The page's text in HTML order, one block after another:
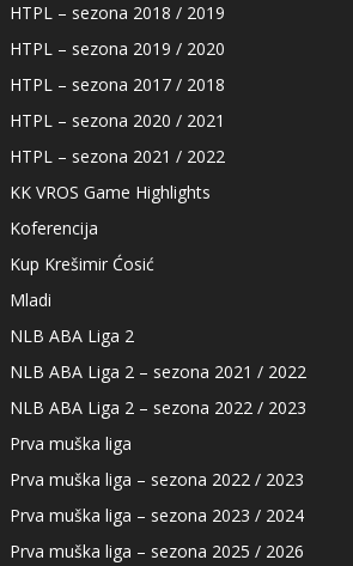
HTPL – sezona 2018 / 2019
HTPL – sezona 2019 / 2020
HTPL – sezona 2017 / 2018
HTPL – sezona 2020 / 2021
HTPL – sezona 2021 / 2022
KK VROS Game Highlights
Koferencija
Kup Krešimir Ćosić
Mladi
NLB ABA Liga 2
NLB ABA Liga 2 – sezona 2021 / 2022
NLB ABA Liga 2 – sezona 2022 / 2023
Prva muška liga
Prva muška liga – sezona 2022 / 2023
Prva muška liga – sezona 2023 / 2024
Prva muška liga – sezona 2025 / 2026